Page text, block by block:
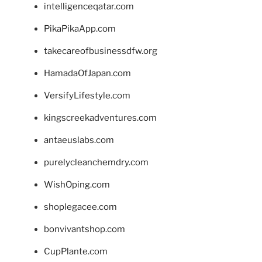
intelligenceqatar.com
PikaPikaApp.com
takecareofbusinessdfw.org
HamadaOfJapan.com
VersifyLifestyle.com
kingscreekadventures.com
antaeuslabs.com
purelycleanchemdry.com
WishOping.com
shoplegacee.com
bonvivantshop.com
CupPlante.com